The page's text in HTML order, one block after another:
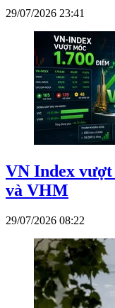
29/07/2026 23:41
VN Index vượt
và VHM
29/07/2026 08:22